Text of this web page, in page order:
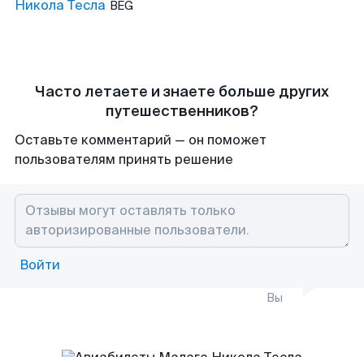
Никола Тесла BEG
Часто летаете и знаете больше других
путешественников?
Оставьте комментарий — он поможет
пользователям принять решение
Войти
Вы